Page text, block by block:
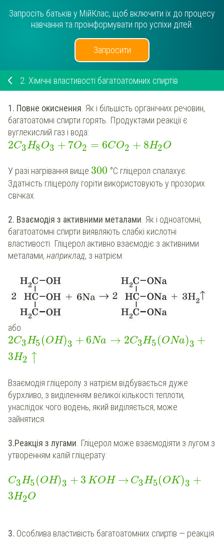
Запросіть батьків у МійКлас, щоб включити їх до процесу
навчання та проінформувати про успіхи дітей.
Запросити
2. Хімічні властивості багатоатомних спиртів
1. Повне окиснення. Як і більшість органічних речовин,
багатоатомні спирти горять. Продуктами реакції є
вуглекислий газ і вода:
2C3H8O3 + 7O2 = 6CO2 + 8H2O
У разі нагрівання вище 300 °С гліцерол спалахує.
Здатність гліцеролу горіти використовують у прозорих
свічках.
2. Взаємодія з активними металами . Як і одноатомні,
багатоатомні спирти виявляють слабкі кислотні
властивості. Гліцерол активно взаємодіє з активними
металами, наприклад, з натрієм:
або
2C3H5(OH)3 + 6Na → 2C3H5(ONa)3 +
3H2 ↑
⏐
Взаємодія гліцеролу з натрієм відбувається дуже
бурхливо, з виділенням великої кількості теплоти,
унаслідок чого водень, який виділяється, може
зайнятися.
3.Реакція з лугами. Гліцерол може взаємодіяти з лугом з
утворенням калій гліцерату:
C3H5(OH)3 + 3 KOH → C3H5(OK)3 +
3H2O
3. Особлива властивість багатоатомних спиртів — реакція